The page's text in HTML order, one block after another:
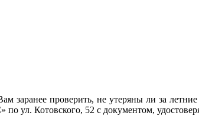
заранее проверить, не утеряны ли за
ул. Котовского, 52 с документом,